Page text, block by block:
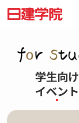
学生向け
イベント